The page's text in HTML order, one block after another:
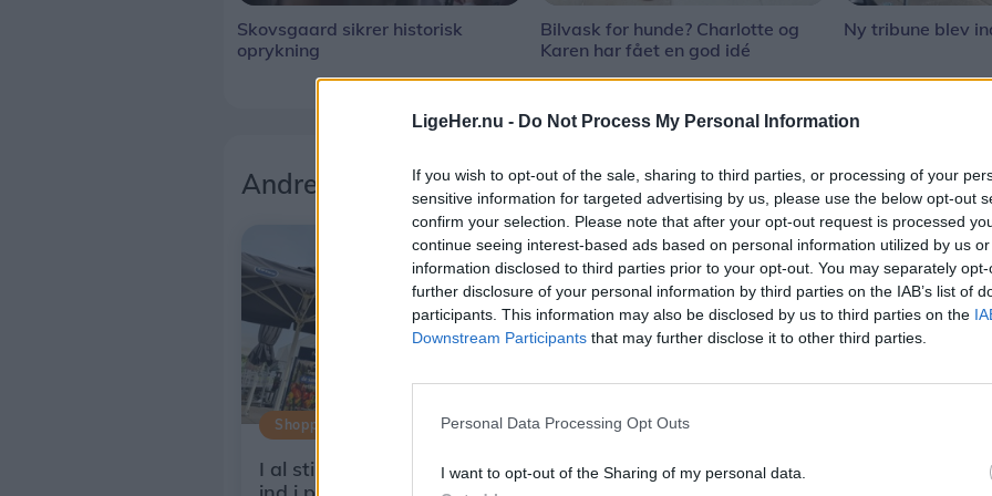
LigeHer.nu - Do Not Process My Personal Information
If you wish to opt-out of the sale, sharing to third parties, or processing of your
sensitive information for targeted advertising by us, please use the below opt-out
confirm your selection. Please note that after your opt-out request is processed
continue seeing interest-based ads based on personal information utilized by us
information disclosed to third parties prior to your opt-out. You may separately
further disclosure of your personal information by third parties on the IAB’s list of
participants. This information may also be disclosed by us to third parties on the
Downstream Participants that may further disclose it to other third parties.
Personal Data Processing Opt Outs
I want to opt-out of the Sharing of my personal data.
Skovsgaard sikrer historisk
oprykning
Bilvask for hunde? Charlotte og
Karen har fået en god idé
Ny tribune blev
Andre læser også
Shopping
I al stilhed har en ny aktør meldt sig
Mennesker
Charlotte har været med i 25 år: -